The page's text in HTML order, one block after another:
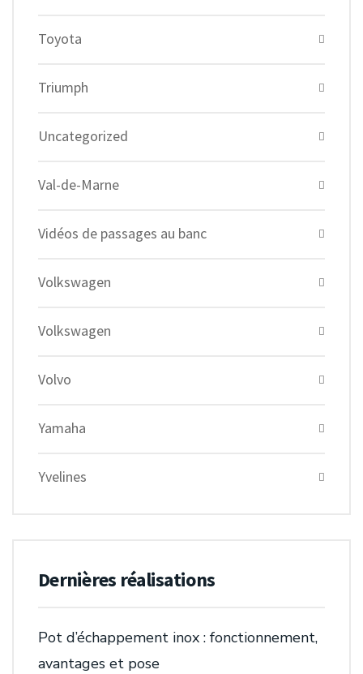
Toyota
Triumph
Uncategorized
Val-de-Marne
Vidéos de passages au banc
Volkswagen
Volkswagen
Volvo
Yamaha
Yvelines
Dernières réalisations
Pot d’échappement inox : fonctionnement,
avantages et pose